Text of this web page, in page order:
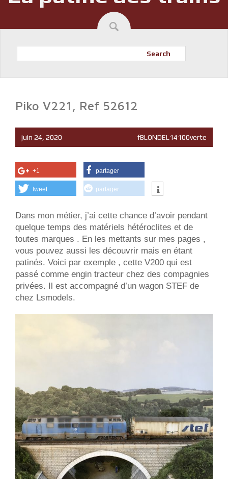
Search
Piko V221, Ref 52612
juin 24, 2020 fBLONDEL14100verte
+1 partager
tweet partager
Dans mon métier, j’ai cette chance d’avoir pendant
quelque temps des matériels hétéroclites et de
toutes marques . En les mettants sur mes pages ,
vous pouvez aussi les découvrir mais en étant
patinés. Voici par exemple , cette V200 qui est
passé comme engin tracteur chez des compagnies
privées. Il est accompagné d’un wagon STEF de
chez Lsmodels.